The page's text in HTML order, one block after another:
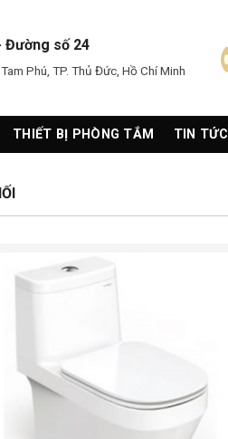
Đường số 24
Phú, TP. Thủ Đức, Hồ Chí Minh
THIẾT BỊ PHÒNG TẮM TIN TỨC